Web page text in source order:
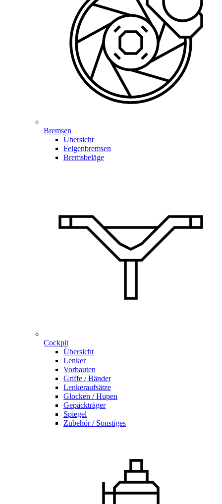
Bremsen
Übersicht
Felgenbremsen
Bremsbeläge
Cockpit
Übersicht
Lenker
Vorbauten
Griffe / Bänder
Lenkeraufsätze
Glocken / Hupen
Gepäckträger
Spiegel
Zubehör / Sonstiges